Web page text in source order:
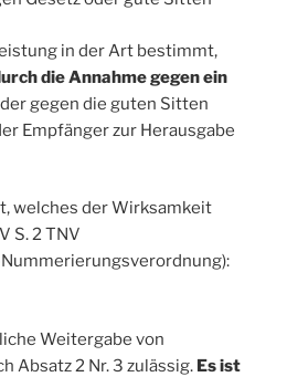
in der Art bestimmt,
die Annahme gegen ein
gegen die guten Sitten
Empfänger zur Herausgabe
welches der Wirksamkeit
S. 2 TNV
Weitergabe von
Absatz 2 Nr. 3 zulässig. Es ist